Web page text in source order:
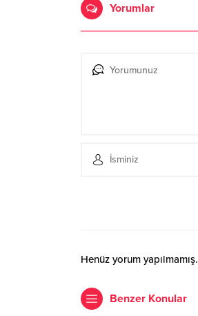
Yorumlar
Henüz yorum
Benzer Konular